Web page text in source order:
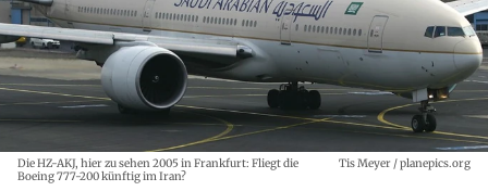
Die HZ-AKJ, hier zu sehen 2005 in Frankfurt: Fliegt die
Boeing 777-200 künftig im Iran?
Tis Meyer / planepics.org